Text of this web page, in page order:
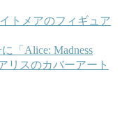
トメアのフィギュア
「Alice: Madness
リスのカバーアート